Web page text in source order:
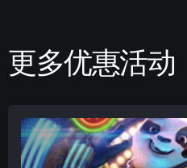
更多优惠活动